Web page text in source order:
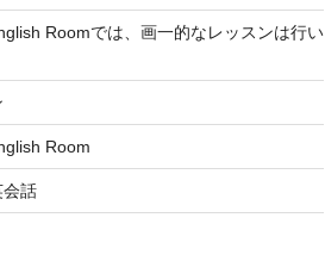
Roomでは、画一的なレッスンは行い
Room
話